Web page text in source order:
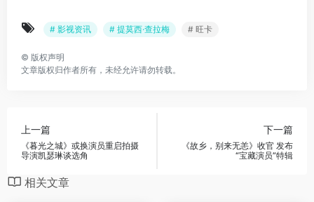
# 影视资讯 # 提莫西·查拉梅 # 旺卡
© 版权声明
文章版权归作者所有，未经允许请勿转载。
上一篇
《暮光之城》或换演员重启拍摄
导演凯瑟琳谈选角
下一篇
《故乡，别来无恙》收官 发布
“宝藏演员”特辑
相关文章